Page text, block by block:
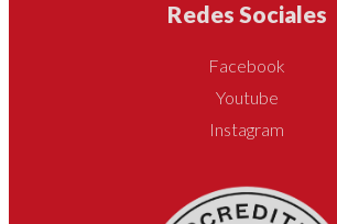
Redes Sociales
Facebook
Youtube
Instagram